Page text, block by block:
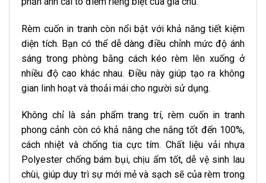
Rèm cuốn in tranh còn nổi bật với khả năng tiết kiệm
diện tích. Bạn có thể dễ dàng điều chỉnh mức độ ánh
sáng trong phòng bằng cách kéo rèm lên xuống ở
nhiều độ cao khác nhau. Điều này giúp tạo ra không
gian linh hoạt và thoải mái cho người sử dụng.
Không chỉ là sản phẩm trang trí, rèm cuốn in tranh
phong cảnh còn có khả năng che nắng tốt đến 100%,
cách nhiệt và chống tia cực tím. Chất liệu vải nhựa
Polyester chống bám bụi, chịu ẩm tốt, dễ vệ sinh lau
chùi, giúp duy trì sự mới mẻ và sạch sẽ của rèm trong